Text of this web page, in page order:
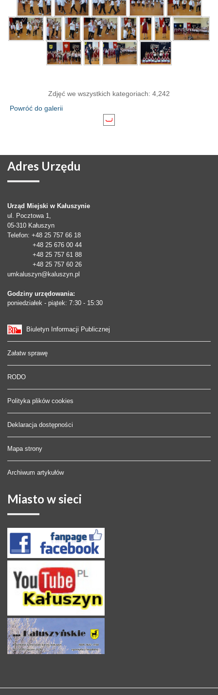
Zdjęć we wszystkich kategoriach: 4,242
Powróć do galerii
Adres Urzędu
Urząd Miejski w Kałuszynie
ul. Pocztowa 1,
05-310 Kałuszyn
Telefon: +48 25 757 66 18
+48 25 676 00 44
+48 25 757 61 88
+48 25 757 60 26
umkaluszyn@kaluszyn.pl
Godziny urzędowania:
poniedziałek - piątek: 7:30 - 15:30
Biuletyn Informacji Publicznej
Załatw sprawę
RODO
Polityka plików cookies
Deklaracja dostępności
Mapa strony
Archiwum artykułów
Miasto w sieci